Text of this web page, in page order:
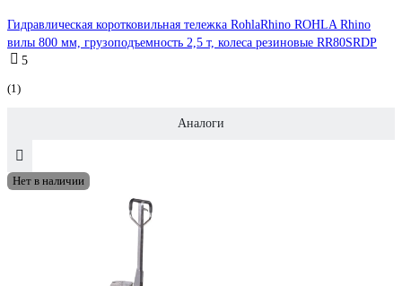
Гидравлическая коротковильная тележка RohlaRhino ROHLA Rhino
вилы 800 мм, грузоподъемность 2,5 т, колеса резиновые RR80SRDP
5
(1)
Аналоги
Нет в наличии